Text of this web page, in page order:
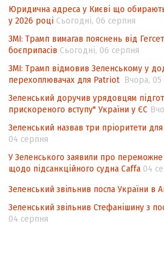
Аналіз виборчого
невизначеності механізму
підрахунку голосів виборців
Інформаційна безпека
Юридична адреса у Києві що обирають
у 2026 році Сьогодні, 06 серпня
ЗМІ: Трамп вимагав пояснень від
боєприпасів Сьогодні, 06 серпня
ЗМІ: Трамп відмовив Зеленському у
перехоплювачах для Patriot Вчора, 05
Зеленський доручив урядовцям
прискореного вступу" України у ЄС
Зеленський назвав три пріоритети
04 серпня
У Зеленського заявили про
щодо підсанкційного судна Caffa 04
Зеленський звільнив посла України в
Зеленський звільнив Стефанішину з
04 серпня